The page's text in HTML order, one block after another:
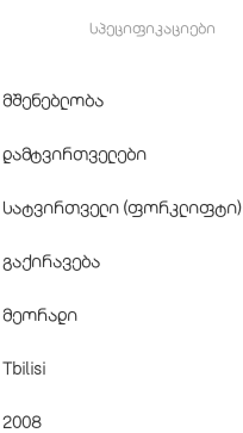
სპეციფიკაციები
მშენებლობა
დამტვირთველები
სატვირთველი (ფორკლიფტი)
გაქირავება
მეორადი
Tbilisi
2008